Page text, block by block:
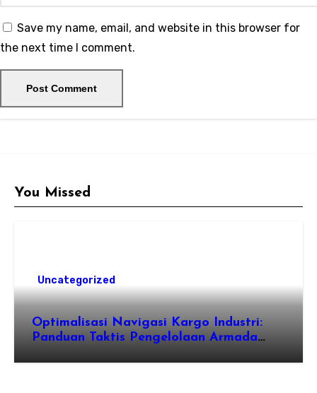
Save my name, email, and website in this browser for
the next time I comment.
You Missed
Uncategorized
Optimalisasi Navigasi Kargo Industri:
Panduan Taktis Pengelolaan Armada